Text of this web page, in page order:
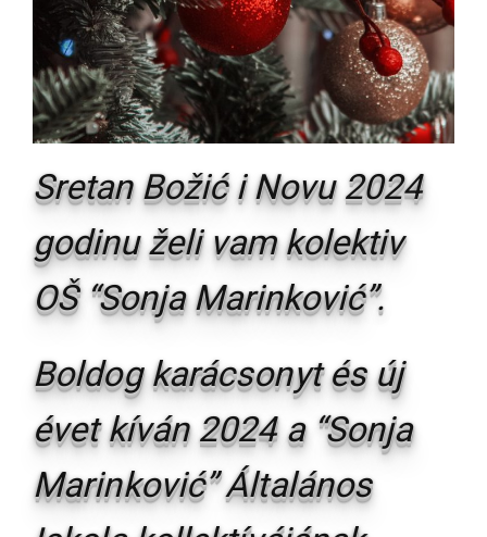
Sretan Božić i Novu 2024
godinu želi vam kolektiv
OŠ “Sonja Marinković”.
Boldog karácsonyt és új
évet kíván 2024 a “Sonja
Marinković” Általános